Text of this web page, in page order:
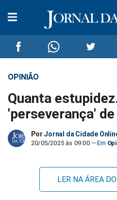
Compartilhar
no
Facebook
Compartilhar
no
Whatsapp
no
Twitter
OPINIÃO
Quanta
'perseverança'
Por Jornal da Cidade
20/05/2025 às 09:00
LER NA ÁREA